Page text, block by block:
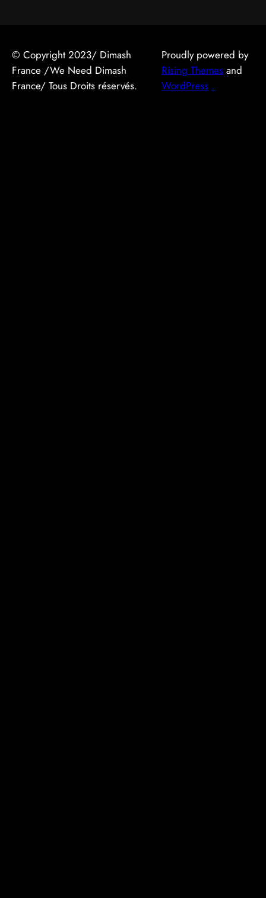
© Copyright 2023/ Dimash
France /We Need Dimash
France/ Tous Droits réservés.
Proudly powered by
Rising Themesand
WordPress .